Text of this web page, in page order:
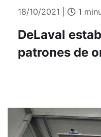
18/10/2021 |
1
DeLaval
patrones de